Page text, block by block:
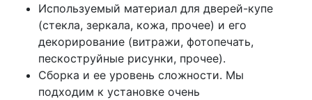
Используемый материал для дверей-купе
(стекла, зеркала, кожа, прочее) и его
декорирование (витражи, фотопечать,
пескоструйные рисунки, прочее).
Сборка и ее уровень сложности. Мы
подходим к установке очень